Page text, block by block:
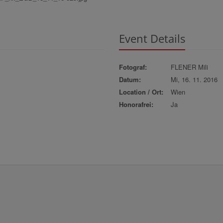
Event Details
Fotograf:
FLENER Mili
Datum:
Mi, 16. 11. 2016
Location / Ort:
Wien
Honorafrei:
Ja